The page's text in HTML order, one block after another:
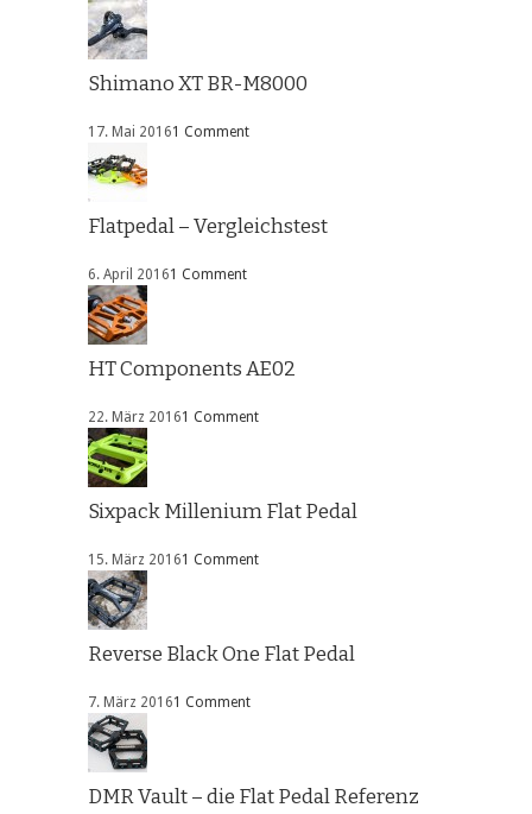
Shimano XT BR-M8000
17. Mai 20161 Comment
Flatpedal – Vergleichstest
6. April 20161 Comment
HT Components AE02
22. März 20161 Comment
Sixpack Millenium Flat Pedal
15. März 20161 Comment
Reverse Black One Flat Pedal
7. März 20161 Comment
DMR Vault – die Flat Pedal Referenz